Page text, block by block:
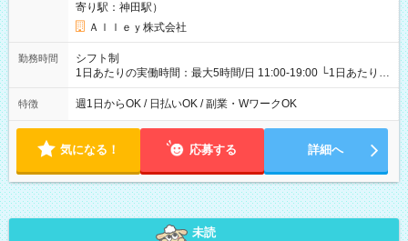
寄り駅：神田駅）
Ａｌｌｅｙ株式会社
勤務時間
シフト制
1日あたりの実働時間：最大5時間/日 11:00-19:00 └1日あたりの
実働時間：1-5時間 └上記の時間帯内であれば、いつでも勤務可
能！ └平日・土曜日の中で、お好きな曜日でご勤務いただけま
18:00 などのように、自由な働き方が可能なお仕事です！
特徴 週1日からOK / 日払いOK / 副業・WワークOK
気になる！ 応募する 詳細へ
未読